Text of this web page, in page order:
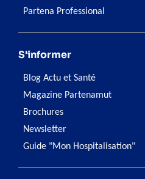
Partena Professional
S'informer
Blog Actu et Santé
Magazine Partenamut
Brochures
Newsletter
Guide "Mon Hospitalisation"